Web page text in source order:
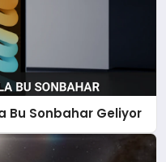
Bu Sonbahar Geliyor